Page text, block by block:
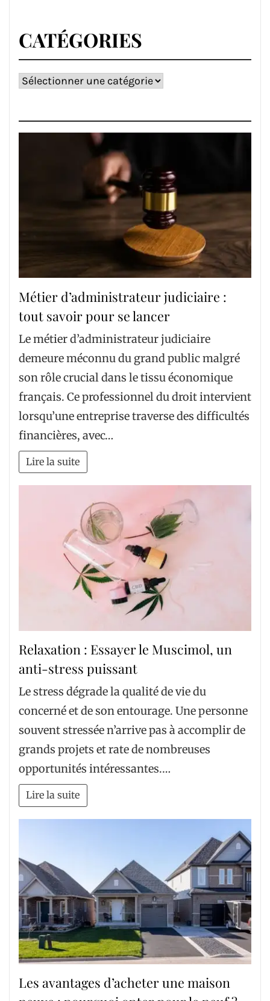
CATÉGORIES
Catégories
Métier d’administrateur judiciaire :
tout savoir pour se lancer
Le métier d’administrateur judiciaire
demeure méconnu du grand public malgré
son rôle crucial dans le tissu économique
français. Ce professionnel du droit intervient
lorsqu’une entreprise traverse des difficultés
financières, avec…
Lire la suite
Relaxation : Essayer le Muscimol, un
anti-stress puissant
Le stress dégrade la qualité de vie du
concerné et de son entourage. Une personne
souvent stressée n’arrive pas à accomplir de
grands projets et rate de nombreuses
opportunités intéressantes.…
Lire la suite
Les avantages d’acheter une maison